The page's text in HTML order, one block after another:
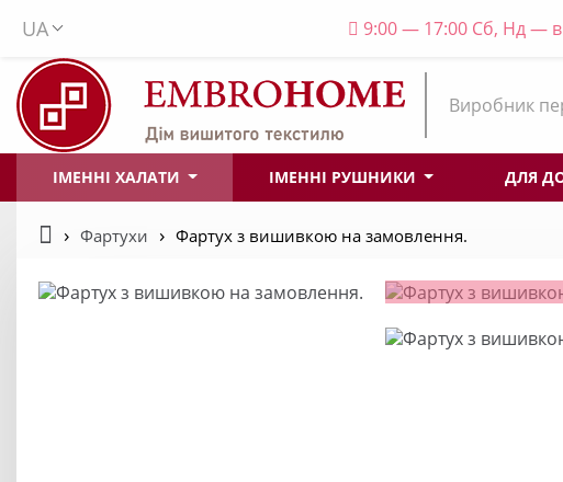
UA 9:00 — 17:00 Сб, Нд —
Виробник
ІМЕННІ ХАЛАТИ ІМЕННІ РУШНИКИ ДЛЯ
Фартухи Фартух з вишивкою на замовлення.